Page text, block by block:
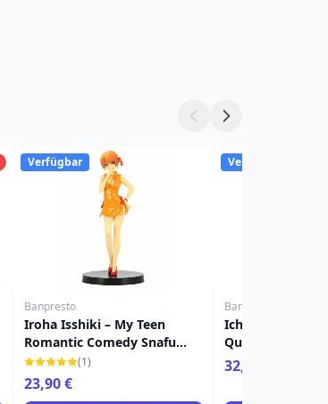
Verfügbar
Banpresto
Iroha Isshiki – My Teen
Romantic Comedy Snafu
Climax
(1)
23,90 €
Verfügbar
Banpresto
Ichika Nakano –
Quintessential
32,90 €